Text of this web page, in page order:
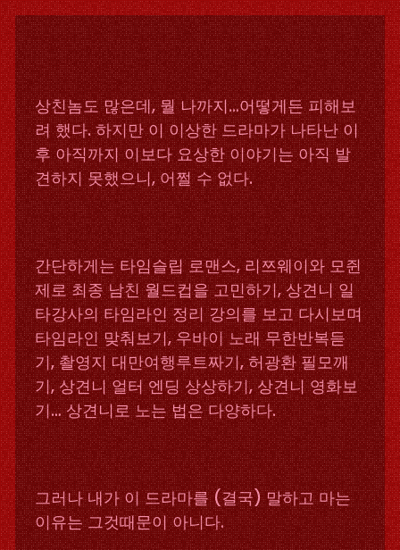
상친놈도 많은데, 뭘 나까지…어떻게든 피해보
려 했다. 하지만 이 이상한 드라마가 나타난 이
후 아직까지 이보다 요상한 이야기는 아직 발
견하지 못했으니, 어쩔 수 없다.
간단하게는 타임슬립 로맨스, 리쯔웨이와 모쥔
제로 최종 남친 월드컵을 고민하기, 상견니 일
타강사의 타임라인 정리 강의를 보고 다시보며
타임라인 맞춰보기, 우바이 노래 무한반복듣
기, 촬영지 대만여행루트짜기, 허광환 필모깨
기, 상견니 얼터 엔딩 상상하기, 상견니 영화보
기… 상견니로 노는 법은 다양하다.
그러나 내가 이 드라마를 (결국) 말하고 마는
이유는 그것때문이 아니다.